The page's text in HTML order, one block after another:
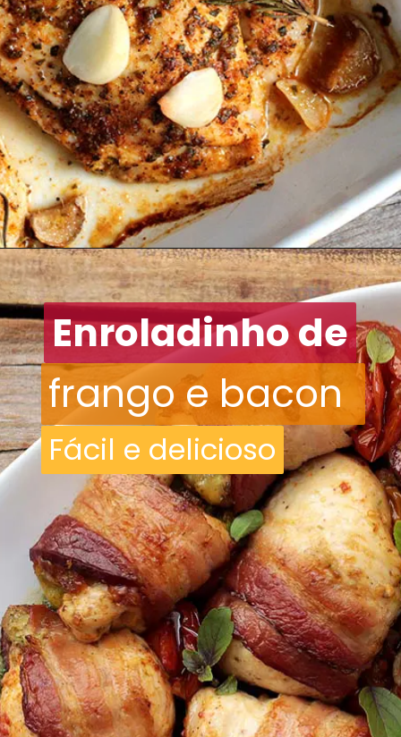
Enroladinho de
Fácil e delicioso
Fácil e delicioso
frango e bacon